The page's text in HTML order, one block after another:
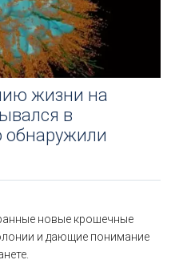
жизни на
в
обнаружили
новые крошечные
и дающие понимание